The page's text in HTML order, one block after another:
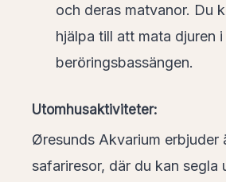
och deras matvanor. Du
hjälpa till att mata djuren i
beröringsbassängen.
Utomhusaktiviteter:
Øresunds Akvarium erbjuder
safariresor, där du kan segla